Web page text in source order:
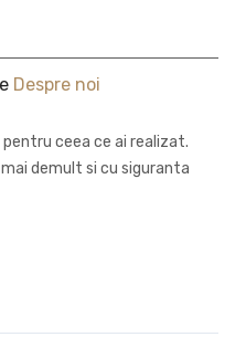
Despre noi
pentru ceea ce ai realizat.
demult si cu siguranta